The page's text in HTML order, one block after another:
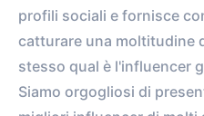
profili sociali e fornisce
catturare una moltitudine
stesso qual è l'influencer
Siamo orgogliosi di